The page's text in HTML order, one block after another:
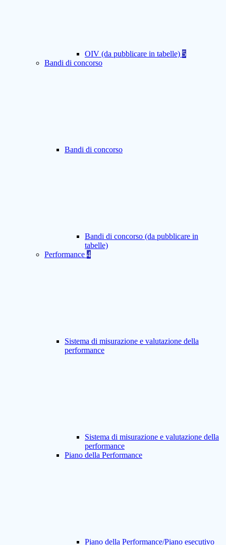
OIV (da pubblicare in tabelle) 5
Bandi di concorso
Bandi di concorso
Bandi di concorso (da pubblicare in
tabelle)
Performance 4
Sistema di misurazione e valutazione della
performance
Sistema di misurazione e valutazione della
performance
Piano della Performance
Piano della Performance/Piano esecutivo